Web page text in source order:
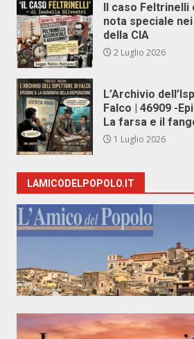
Il caso Feltrinelli
nota speciale
della CIA
2 Luglio 2026
L’Archivio
Falco | 46909 -
La farsa e il
1 Luglio 2026
LAMICODELPOPOLO.IT